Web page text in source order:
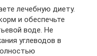
лечебную диету.
и обеспечьте
воде. Не
углеводов в